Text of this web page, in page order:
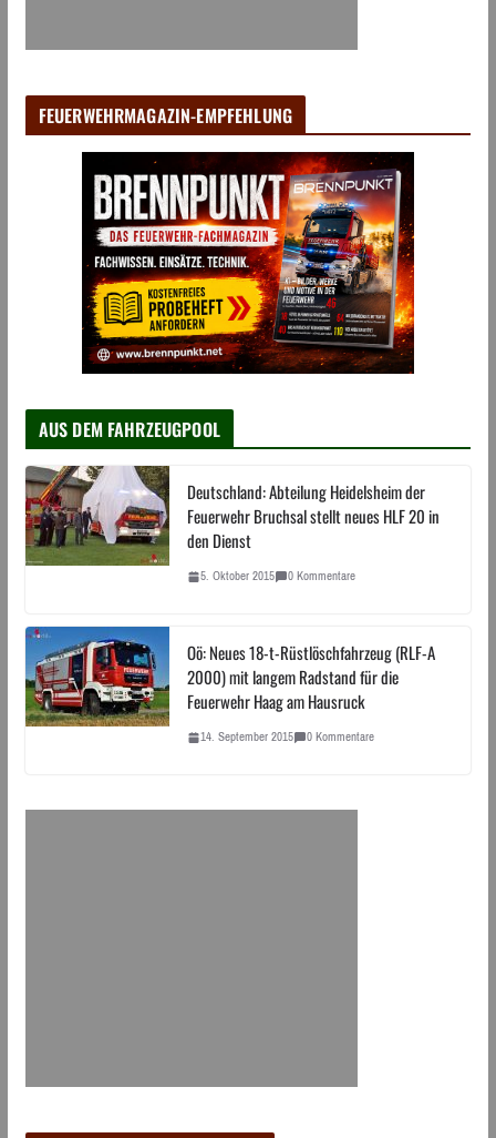
FEUERWEHRMAGAZIN-EMPFEHLUNG
AUS DEM FAHRZEUGPOOL
Deutschland: Abteilung Heidelsheim der
Feuerwehr Bruchsal stellt neues HLF 20 in
den Dienst
5. Oktober 2015 0 Kommentare
Oö: Neues 18-t-Rüstlöschfahrzeug (RLF-A
2000) mit langem Radstand für die
Feuerwehr Haag am Hausruck
14. September 2015 0 Kommentare